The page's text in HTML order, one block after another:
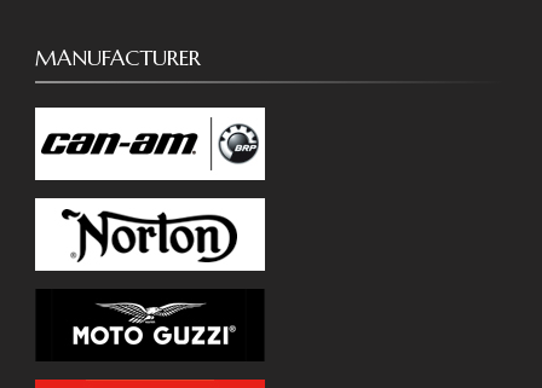
MANUFACTURER